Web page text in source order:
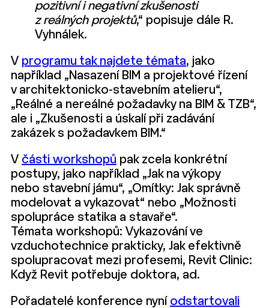
pozitivní i negativní zkušenosti
z reálných projektů,“ popisuje dále R.
Vyhnálek.
V programu tak najdete témata, jako
například „Nasazení BIM a projektové řízení
v architektonicko-stavebním atelieru“,
„Reálné a nereálné požadavky na BIM & TZB“,
ale i „Zkušenosti a úskalí při zadávání
zakázek s požadavkem BIM.“
V části workshopů pak zcela konkrétní
postupy, jako například „Jak na výkopy
nebo stavební jámu“, „Omítky: Jak správně
modelovat a vykazovat“ nebo „Možnosti
spolupráce statika a stavaře“.
Témata workshopů: Vykazování ve
vzduchotechnice prakticky, Jak efektivně
spolupracovat mezi profesemi, Revit Clinic:
Když Revit potřebuje doktora, ad.
Pořadatelé konference nyní odstartovali